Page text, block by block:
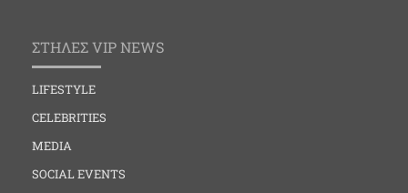
ΣΤΗΛΕΣ VIP NEWS
LIFESTYLE
CELEBRITIES
MEDIA
SOCIAL EVENTS